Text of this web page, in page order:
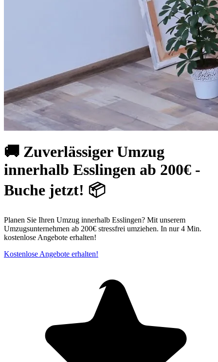
🚚 Zuverlässiger Umzug
innerhalb Esslingen ab 200€ -
Buche jetzt! 📦
Planen Sie Ihren Umzug innerhalb Esslingen? Mit unserem
Umzugsunternehmen ab 200€ stressfrei umziehen. In nur 4 Min.
kostenlose Angebote erhalten!
Kostenlose Angebote erhalten!